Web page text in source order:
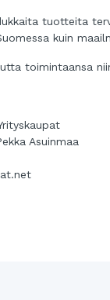
tuotteita
kuin
toimintaansa
Asuinmaa